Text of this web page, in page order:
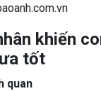
khiến
tốt
quan